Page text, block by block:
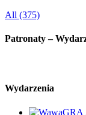
All (375)
Patronaty –
Wydarzenia